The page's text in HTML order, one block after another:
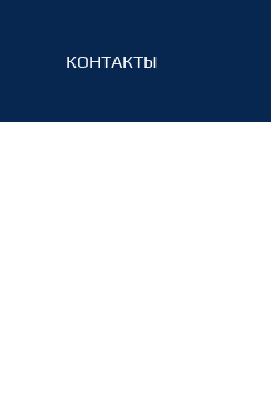
КОНТАКТЫ